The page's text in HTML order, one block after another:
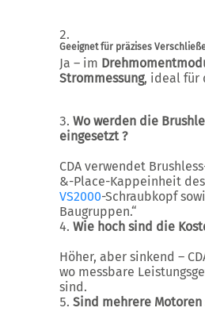
Geeignet für präzises
Ja – im
Strommessung, ideal für
Wo werden die
eingesetzt ?
CDA verwendet
&-Place-Kappeinheit des
VS2000-Schraubkopf
Baugruppen.“
Wie hoch sind die
Höher, aber sinkend –
wo messbare
sind.
Sind mehrere